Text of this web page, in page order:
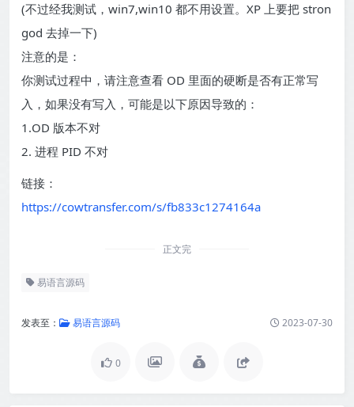
(不过经我测试，win7,win10 都不用设置。XP 上要把 stron
god 去掉一下)
注意的是：
你测试过程中，请注意查看 OD 里面的硬断是否有正常写
入，如果没有写入，可能是以下原因导致的：
1.OD 版本不对
2. 进程 PID 不对
链接：
https://cowtransfer.com/s/fb833c1274164a
正文完
易语言源码
发表至： 易语言源码 2023-07-30
0